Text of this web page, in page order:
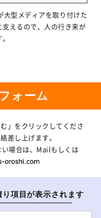
型メディアを取り付けた
えるので、人の行き来が
ォーム
」をクリックしてくださ
差し上げます。
場合は、Mailもしくは
項目が表示されます